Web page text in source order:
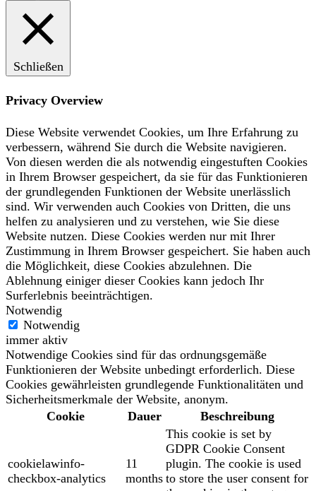
Schließen
Privacy Overview
Diese Website verwendet Cookies, um Ihre Erfahrung zu
verbessern, während Sie durch die Website navigieren.
Von diesen werden die als notwendig eingestuften Cookies
in Ihrem Browser gespeichert, da sie für das Funktionieren
der grundlegenden Funktionen der Website unerlässlich
sind. Wir verwenden auch Cookies von Dritten, die uns
helfen zu analysieren und zu verstehen, wie Sie diese
Website nutzen. Diese Cookies werden nur mit Ihrer
Zustimmung in Ihrem Browser gespeichert. Sie haben auch
die Möglichkeit, diese Cookies abzulehnen. Die
Ablehnung einiger dieser Cookies kann jedoch Ihr
Surferlebnis beeinträchtigen.
Notwendig
Notwendig
immer aktiv
Notwendige Cookies sind für das ordnungsgemäße
Funktionieren der Website unbedingt erforderlich. Diese
Cookies gewährleisten grundlegende Funktionalitäten und
Sicherheitsmerkmale der Website, anonym.
Cookie
Dauer Beschreibung
cookielawinfo-
checkbox-analytics
11
months
This cookie is set by
GDPR Cookie Consent
plugin. The cookie is used
to store the user consent for